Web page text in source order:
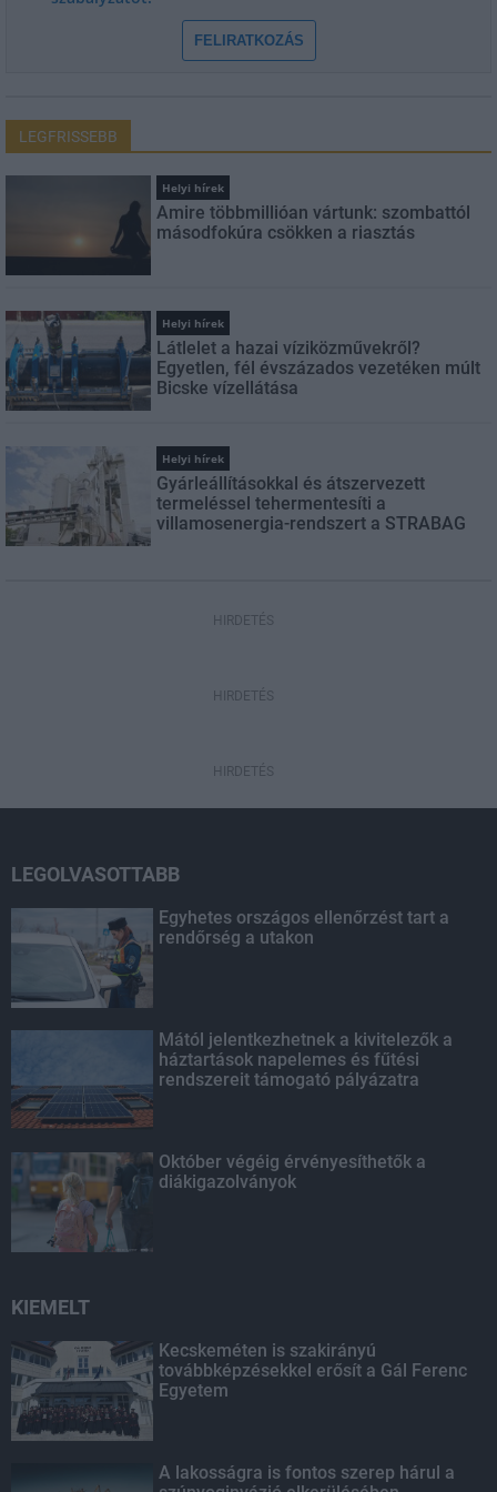
FELIRATKOZÁS
LEGFRISSEBB
Helyi hírek
Amire többmillióan vártunk: szombattól
másodfokúra csökken a riasztás
Helyi hírek
Látlelet a hazai víziközművekről?
Egyetlen, fél évszázados vezetéken múlt
Bicske vízellátása
Helyi hírek
Gyárleállításokkal és átszervezett
termeléssel tehermentesíti a
villamosenergia-rendszert a STRABAG
HIRDETÉS
HIRDETÉS
HIRDETÉS
LEGOLVASOTTABB
Egyhetes országos ellenőrzést tart a
rendőrség a utakon
Mától jelentkezhetnek a kivitelezők a
háztartások napelemes és fűtési
rendszereit támogató pályázatra
Október végéig érvényesíthetők a
diákigazolványok
KIEMELT
Kecskeméten is szakirányú
továbbképzésekkel erősít a Gál Ferenc
Egyetem
A lakosságra is fontos szerep hárul a